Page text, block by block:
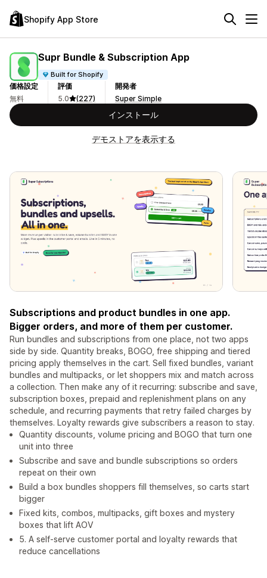
Shopify App Store
Supr Bundle & Subscription App
Built for Shopify
価格設定
無料
評価
5.0
(227)
開発者
Super Simple
インストール
デモストアを表示する
Subscriptions and product bundles in one app.
Bigger orders, and more of them per customer.
Run bundles and subscriptions from one place, not two apps
side by side. Quantity breaks, BOGO, free shipping and tiered
pricing apply themselves in the cart. Sell fixed bundles, variant
bundles and multipacks, or let shoppers mix and match across
a collection. Then make any of it recurring: subscribe and save,
subscription boxes, prepaid and replenishment plans on any
schedule, and recurring payments that retry failed charges by
themselves. Loyalty rewards give subscribers a reason to stay.
Quantity discounts, volume pricing and BOGO that turn one
unit into three
Subscribe and save and bundle subscriptions so orders
repeat on their own
Build a box bundles shoppers fill themselves, so carts start
bigger
Fixed kits, combos, multipacks, gift boxes and mystery
boxes that lift AOV
5. A self-serve customer portal and loyalty rewards that
reduce cancellations